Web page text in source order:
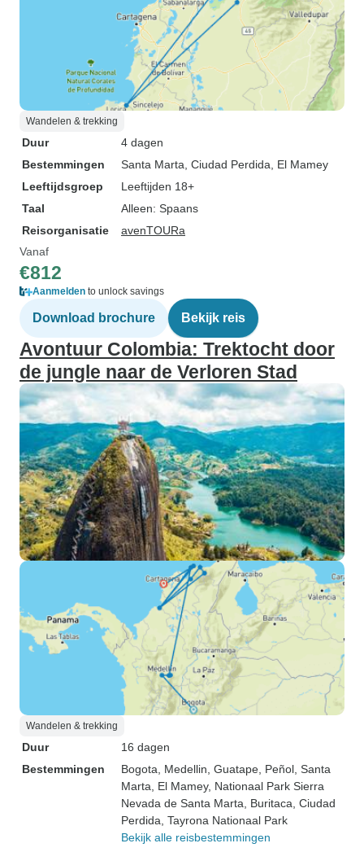
Wandelen & trekking
Duur
4 dagen
Bestemmingen
Santa Marta , Ciudad Perdida , El Mamey
Leeftijdsgroep
Leeftijden 18+
Taal
Alleen: Spaans
Reisorganisatie
avenTOURa
Vanaf
€812
Aanmelden to unlock savings
Download brochure Bekijk reis
Avontuur Colombia: Trektocht door
de jungle naar de Verloren Stad
Wandelen & trekking
Duur
16 dagen
Bestemmingen
Bogota , Medellin , Guatape , Peñol , Santa
Marta , El Mamey, Nationaal Park Sierra
Nevada de Santa Marta , Buritaca , Ciudad
Perdida , Tayrona Nationaal Park
Bekijk alle reisbestemmingen